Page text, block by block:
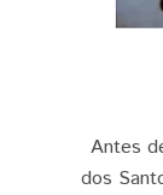
Antes
dos